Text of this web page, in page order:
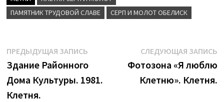
ПАМЯТНИК ТРУДОВОЙ СЛАВЕ
СЕРП И МОЛОТ ОБЕЛИСК
Навигация
по
записям
ПРЕДЫДУЩАЯ ЗАПИСЬПредыдущая
запись:
Здание Районного
Дома Культуры. 1981.
Клетня.
СЛЕДУЮЩАЯ ЗАПИСЬ
Фотозона «Я люблю
Клетню». Клетня.